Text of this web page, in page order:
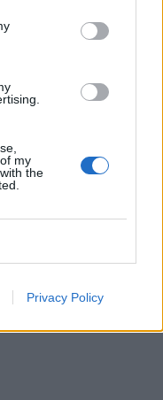
my
the
Privacy Policy
na 100%